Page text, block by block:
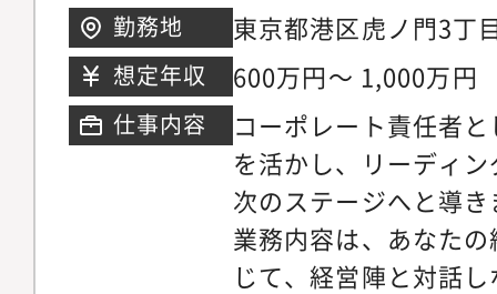
勤務地
東京都港区虎ノ門3丁
ル10階
想定年収 600万円～ 1,000万円
仕事内容
コーポレート責任者
を活かし、リーディ
次のステージへと導
業務内容は、あなた
じて、経営陣と対話